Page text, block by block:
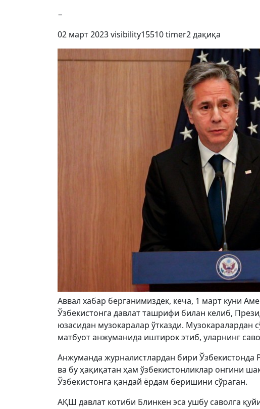
−
02 март 2023visibility15510timer2 дақиқа
Аввал хабар берганимиздек, кеча, 1 март куни
Ўзбекистонга давлат ташрифи билан келиб,
юзасидан музокаралар ўтказди. Музокаралардан
матбуот анжуманида иштирок этиб, уларнинг
Анжуманда журналистлардан бири Ўзбекистонда
ва бу ҳақиқатан ҳам ўзбекистонликлар онгини
Ўзбекистонга қандай ёрдам беришини сўраган.
АҚШ давлат котиби Блинкен эса ушбу саволга